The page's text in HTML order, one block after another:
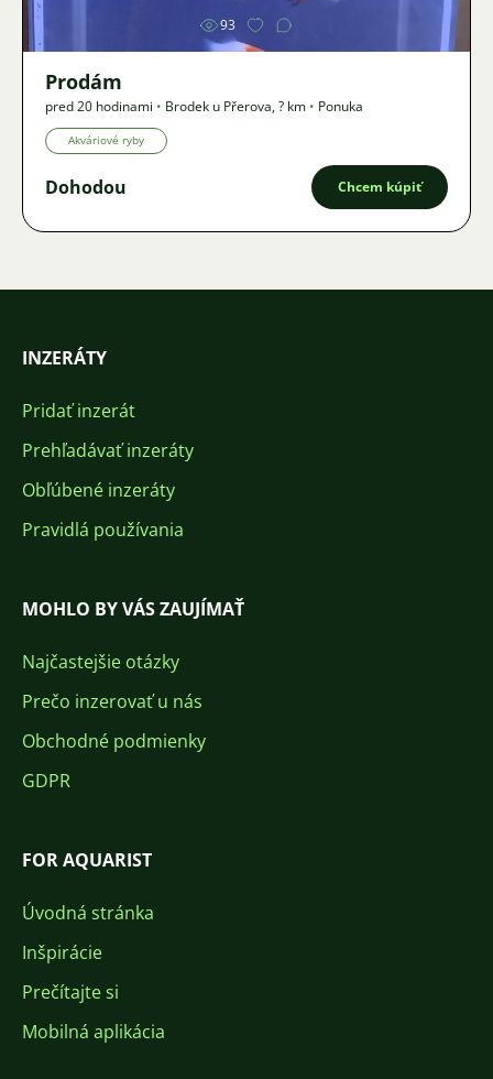
93
Prodám
pred 20 hodinami • Brodek u Přerova,? km • Ponuka
Akváriové ryby
Dohodou Chcem kúpiť
INZERÁTY
Pridať inzerát
Prehľadávať inzeráty
Obľúbené inzeráty
Pravidlá používania
MOHLO BY VÁS ZAUJÍMAŤ
Najčastejšie otázky
Prečo inzerovať u nás
Obchodné podmienky
GDPR
FOR AQUARIST
Úvodná stránka
Inšpirácie
Prečítajte si
Mobilná aplikácia